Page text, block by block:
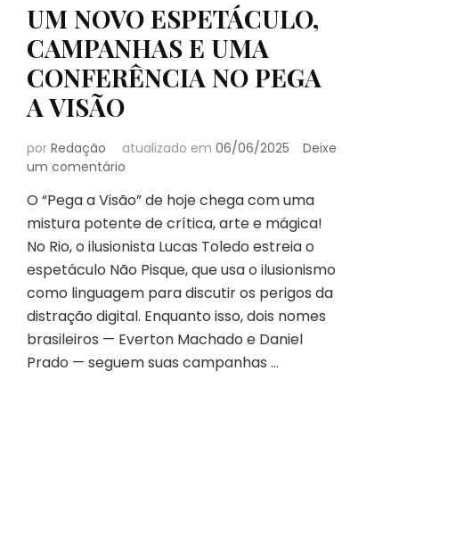
UM NOVO ESPETÁCULO,
CAMPANHAS E UMA
CONFERÊNCIA NO PEGA
A VISÃO
por Redação atualizado em 06/06/2025
Deixe
um comentárioem
NOVO
ESPETÁCULO,
CAMPANHAS
UMA
CONFERÊNCIA
NO
PEGA
VISÃO
O “Pega a Visão” de hoje chega com uma
mistura potente de crítica, arte e mágica!
No Rio, o ilusionista Lucas Toledo estreia o
espetáculo Não Pisque, que usa o ilusionismo
como linguagem para discutir os perigos da
distração digital. Enquanto isso, dois nomes
brasileiros — Everton Machado e Daniel
Prado — seguem suas campanhas …